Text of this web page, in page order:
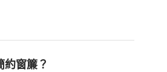
約窗簾？